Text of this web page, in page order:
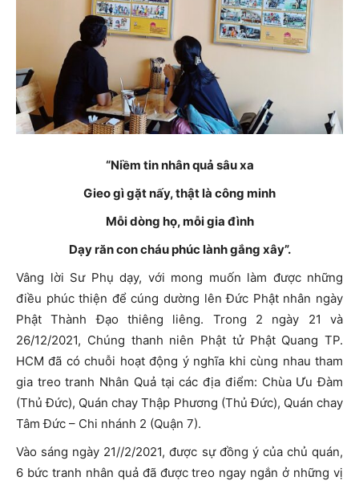
“Niềm tin nhân quả sâu xa
Gieo gì gặt nấy, thật là công minh
Mỗi dòng họ, mỗi gia đình
Dạy răn con cháu phúc lành gắng xây”.
Vâng lời Sư Phụ dạy, với mong muốn làm được những
điều phúc thiện để cúng dường lên Đức Phật nhân ngày
Phật Thành Đạo thiêng liêng. Trong 2 ngày 21 và
26/12/2021, Chúng thanh niên Phật tử Phật Quang TP.
HCM đã có chuỗi hoạt động ý nghĩa khi cùng nhau tham
gia treo tranh Nhân Quả tại các địa điểm: Chùa Ưu Đàm
(Thủ Đức), Quán chay Thập Phương (Thủ Đức), Quán chay
Tâm Đức – Chi nhánh 2 (Quận 7).
Vào sáng ngày 21//2/2021, được sự đồng ý của chủ quán,
6 bức tranh nhân quả đã được treo ngay ngắn ở những vị